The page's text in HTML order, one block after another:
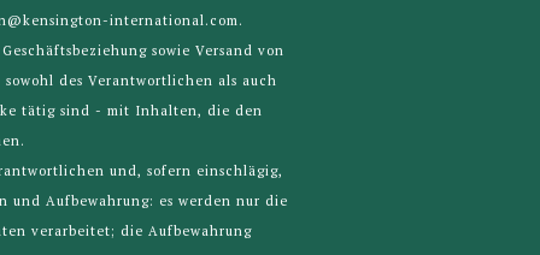
international.com.
sowie Versand von
des Verantwortlichen als auch
tätig sind - mit Inhalten, die den
und, sofern einschlägig,
und Aufbewahrung: es werden nur die
verarbeitet; die Aufbewahrung